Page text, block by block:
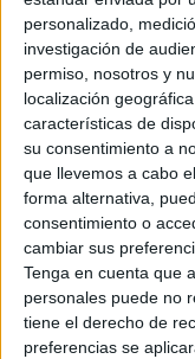
personalizado,
investigación de
permiso, nosotros y
localización
características de
su consentimiento a
que llevemos a cabo
forma alternativa,
consentimiento o
cambiar sus
Tenga en cuenta que
personales puede no
tiene el derecho de
preferencias se
F2 / F3 / F4
Resistencia
Indycar
Otros
Producto
Producto
Web pensada
productos
aficionados los
Divulgación